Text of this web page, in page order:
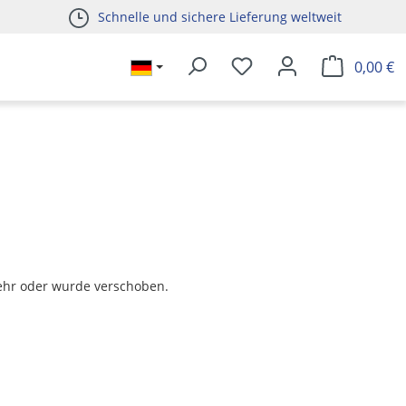
Schnelle und sichere Lieferung weltweit
0,00 €
oder wurde verschoben.